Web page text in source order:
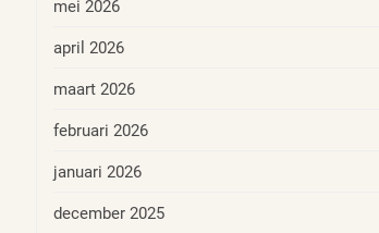
mei 2026
april 2026
maart 2026
februari 2026
januari 2026
december 2025